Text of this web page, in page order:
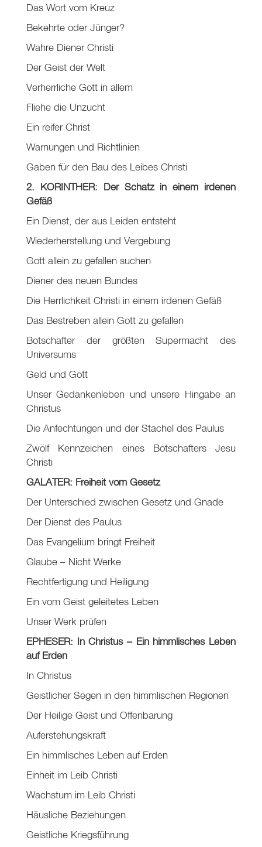
Das Wort vom Kreuz
Bekehrte oder Jünger?
Wahre Diener Christi
Der Geist der Welt
Verherrliche Gott in allem
Fliehe die Unzucht
Ein reifer Christ
Warnungen und Richtlinien
Gaben für den Bau des Leibes Christi
2. KORINTHER: Der Schatz in einem irdenen
Gefäß
Ein Dienst, der aus Leiden entsteht
Wiederherstellung und Vergebung
Gott allein zu gefallen suchen
Diener des neuen Bundes
Die Herrlichkeit Christi in einem irdenen Gefäß
Das Bestreben allein Gott zu gefallen
Botschafter der größten Supermacht des
Universums
Geld und Gott
Unser Gedankenleben und unsere Hingabe an
Christus
Die Anfechtungen und der Stachel des Paulus
Zwölf Kennzeichen eines Botschafters Jesu
Christi
GALATER: Freiheit vom Gesetz
Der Unterschied zwischen Gesetz und Gnade
Der Dienst des Paulus
Das Evangelium bringt Freiheit
Glaube – Nicht Werke
Rechtfertigung und Heiligung
Ein vom Geist geleitetes Leben
Unser Werk prüfen
EPHESER: In Christus – Ein himmlisches Leben
auf Erden
In Christus
Geistlicher Segen in den himmlischen Regionen
Der Heilige Geist und Offenbarung
Auferstehungskraft
Ein himmlisches Leben auf Erden
Einheit im Leib Christi
Wachstum im Leib Christi
Häusliche Beziehungen
Geistliche Kriegsführung